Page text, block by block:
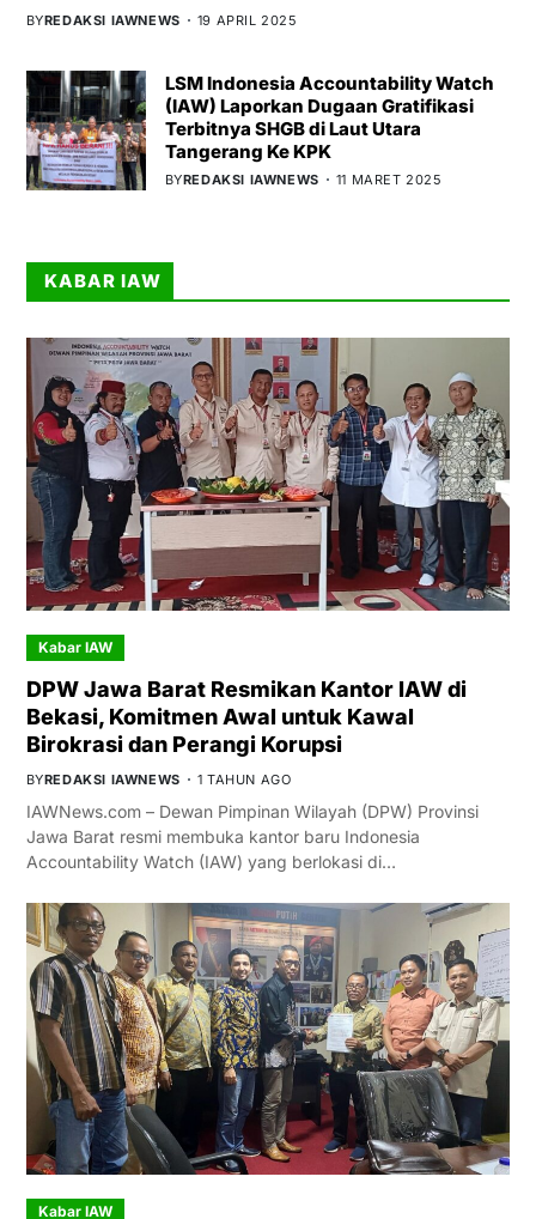
BYREDAKSI IAWNEWS 19 APRIL 2025
LSM Indonesia Accountability Watch
(IAW) Laporkan Dugaan Gratifikasi
Terbitnya SHGB di Laut Utara
Tangerang Ke KPK
BYREDAKSI IAWNEWS 11 MARET 2025
KABAR IAW
Kabar IAW
DPW Jawa Barat Resmikan Kantor IAW di
Bekasi, Komitmen Awal untuk Kawal
Birokrasi dan Perangi Korupsi
BYREDAKSI IAWNEWS 1 TAHUN AGO
IAWNews.com – Dewan Pimpinan Wilayah (DPW) Provinsi
Jawa Barat resmi membuka kantor baru Indonesia
Accountability Watch (IAW) yang berlokasi di…
Kabar IAW